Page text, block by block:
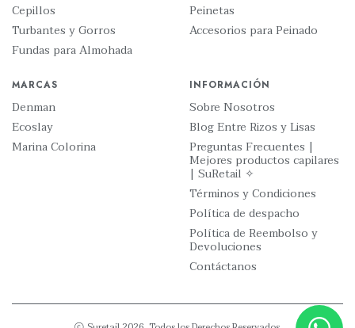
Cepillos
Turbantes y Gorros
Fundas para Almohada
Peinetas
Accesorios para Peinado
MARCAS
Denman
Ecoslay
Marina Colorina
INFORMACIÓN
Sobre Nosotros
Blog Entre Rizos y Lisas
Preguntas Frecuentes |
Mejores productos capilares
| SuRetail ✧
Términos y Condiciones
Política de despacho
Política de Reembolso y
Devoluciones
Contáctanos